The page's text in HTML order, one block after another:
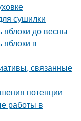
сушилки
яблоки до весны
яблоки в
связанные
потенции
работы в